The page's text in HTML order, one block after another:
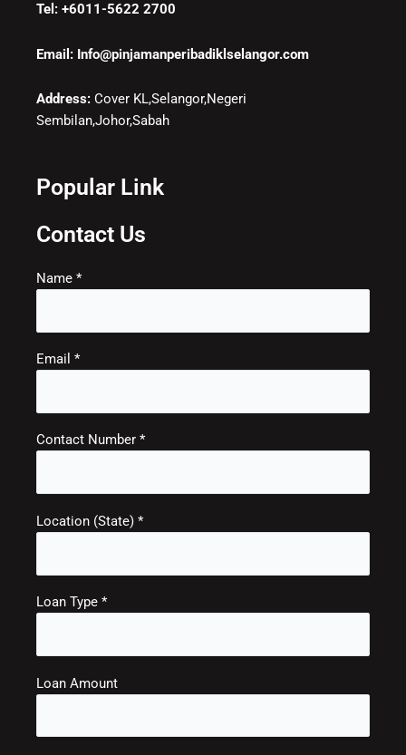
Tel: +6011-5622 2700
Email: Info@pinjamanperibadiklselangor.com
Address: Cover KL,Selangor,Negeri
Sembilan,Johor,Sabah
Popular Link
Contact Us
Name *
Email *
Contact Number *
Location (State) *
Loan Type *
Loan Amount